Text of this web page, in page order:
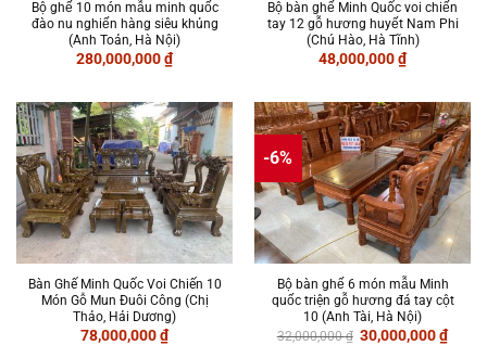
Bộ ghế 10 món mẫu minh quốc
đào nu nghiến hàng siêu khủng
(Anh Toản, Hà Nội)
280,000,000₫
Bộ bàn ghế Minh Quốc voi chiến
tay 12 gỗ hương huyết Nam Phi
(Chú Hào, Hà Tĩnh)
48,000,000₫
Bàn Ghế Minh Quốc Voi Chiến 10
Món Gỗ Mun Đuôi Công (Chị
Thảo, Hải Dương)
78,000,000₫
-6%
Bộ bàn ghế 6 món mẫu Minh
quốc triện gỗ hương đá tay cột
10 (Anh Tài, Hà Nội)
32,000,000₫ Giá
gốc
30,000,000₫Giá
hiện